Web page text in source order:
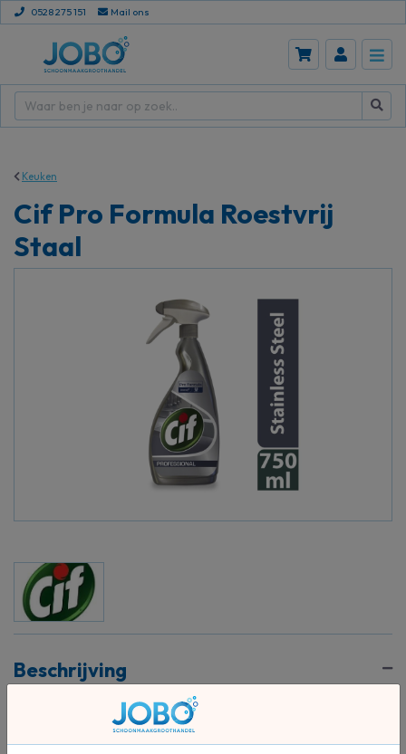
0528 275 151 Mail ons
Keuken
Cif Pro Formula Roestvrij
Staal
Beschrijving
Bevat geen parfum en is perfect geschikt voor gebruik op
keukenoppervlakken, zoals koelkasten, uitstalramen voor